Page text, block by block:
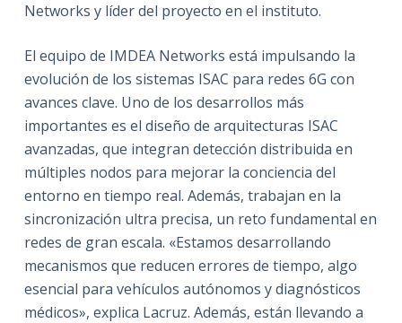
Networks y líder del proyecto en el instituto.
El equipo de IMDEA Networks está impulsando la
evolución de los sistemas ISAC para redes 6G con
avances clave. Uno de los desarrollos más
importantes es el diseño de arquitecturas ISAC
avanzadas, que integran detección distribuida en
múltiples nodos para mejorar la conciencia del
entorno en tiempo real. Además, trabajan en la
sincronización ultra precisa, un reto fundamental en
redes de gran escala. «Estamos desarrollando
mecanismos que reducen errores de tiempo, algo
esencial para vehículos autónomos y diagnósticos
médicos», explica Lacruz. Además, están llevando a